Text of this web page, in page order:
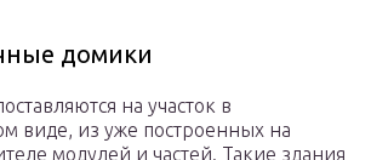
домики
на участок в
виде, из уже построенных на
модулей и частей. Такие здания